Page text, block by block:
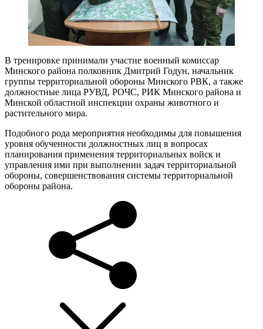
В тренировке принимали участие военный комиссар
Минского района полковник Дмитрий Годун, начальник
группы территориальной обороны Минского РВК, а также
должностные лица РУВД, РОЧС, РИК Минского района и
Минской областной инспекции охраны животного и
растительного мира.
Подобного рода мероприятия необходимы для повышения
уровня обученности должностных лиц в вопросах
планирования применения территориальных войск и
управления ими при выполнении задач территориальной
обороны, совершенствования системы территориальной
обороны района.